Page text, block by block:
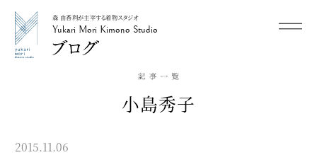
Yukari Mori Kimono Studio
森 由香利が主宰する着物スタジオ
Yukari Mori Kimono Studio メニュー
小島秀子
2015.11.06